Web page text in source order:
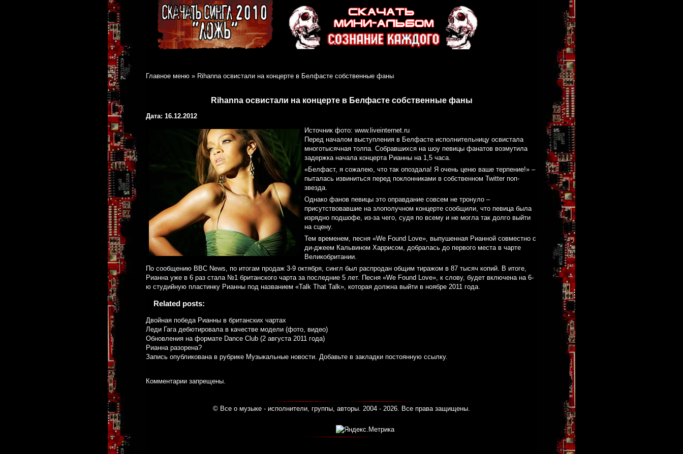
Главное меню » Rihanna освистали на концерте в Белфасте собственные фаны
Rihanna освистали на концерте в Белфасте собственные фаны
Дата: 16.12.2012
Источник фото: www.liveinternet.ru
Перед началом выступления в Белфасте исполнительницу освистала
многотысячная толпа. Собравшихся на шоу певицы фанатов возмутила
задержка начала концерта Рианны на 1,5 часа.
«Белфаст, я сожалею, что так опоздала! Я очень ценю ваше терпение!» –
пыталась извиниться перед поклонниками в собственном Twitter поп-
звезда.
Однако фанов певицы это оправдание совсем не тронуло –
присутствовавшие на злополучном концерте сообщили, что певица была
изрядно подшофе, из-за чего, судя по всему и не могла так долго выйти
на сцену.
Тем временем, песня «We Found Love», выпушенная Рианной совместно с
ди-джеем Кальвином Харрисом, добралась до первого места в чарте
Великобритании.
По сообщению BBC News, по итогам продаж 3-9 октября, сингл был распродан общим тиражом в 87 тысяч копий. В итоге,
Рианна уже в 6 раз стала №1 британского чарта за последние 5 лет. Песня «We Found Love», к слову, будет включена на 6-
ю студийную пластинку Рианны под названием «Talk That Talk», которая должна выйти в ноябре 2011 года.
Related posts:
Двойная победа Рианны в британских чартах
Леди Гага дебютировала в качестве модели (фото, видео)
Обновления на формате Dance Club (2 августа 2011 года)
Рианна разорена?
Запись опубликована в рубрике Музыкальные новости. Добавьте в закладки постоянную ссылку.
Комментарии запрещены.
© Все о музыке - исполнители, группы, авторы. 2004 - 2026. Все права защищены.